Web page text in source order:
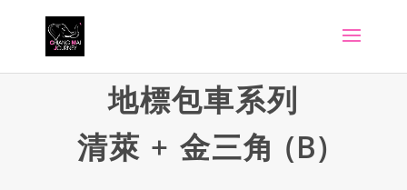
地標包車系列
清萊 + 金三角 (B)